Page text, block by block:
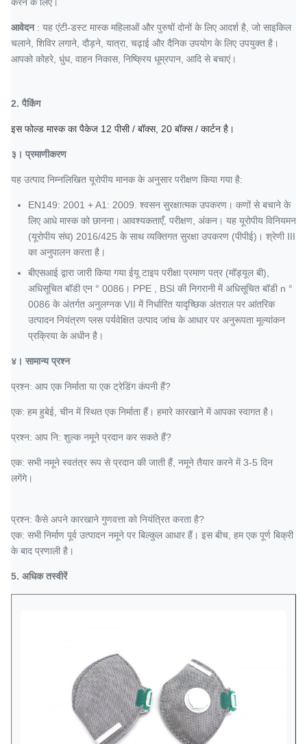
आवेदन: यह एंटी-डस्ट मास्क महिलाओं और पुरुषों दोनों के लिए आदर्श है, जो साइकिल
चलाने, शिविर लगाने, दौड़ने, यात्रा, चढ़ाई और दैनिक उपयोग के लिए उपयुक्त है।
आपको कोहरे, धुंध, वाहन निकास, निष्क्रिय धूम्रपान, आदि से बचाएं।
2. पैकिंग
इस फोल्ड मास्क का पैकेज 12 पीसी / बॉक्स, 20 बॉक्स / कार्टन है।
३। प्रमाणीकरण
यह उत्पाद निम्नलिखित यूरोपीय मानक के अनुसार परीक्षण किया गया है:
EN149: 2001 + A1: 2009. श्वसन सुरक्षात्मक उपकरण। कणों से बचाने के
लिए आधे मास्क को छानना। आवश्यकताएँ, परीक्षण, अंकन। यह यूरोपीय विनियमन
(यूरोपीय संघ) 2016/425 के साथ व्यक्तिगत सुरक्षा उपकरण (पीपीई)। श्रेणी III
का अनुपालन करता है।
बीएसआई द्वारा जारी किया गया ईयू टाइप परीक्षा प्रमाण पत्र (मॉड्यूल बी),
अधिसूचित बॉडी एन ° 0086। PPE
, BSI की निगरानी में अधिसूचित बॉडी n °
0086 के अंतर्गत अनुलग्नक VII में निर्धारित यादृच्छिक अंतराल पर आंतरिक
उत्पादन नियंत्रण प्लस पर्यवेक्षित उत्पाद जांच के आधार पर अनुरूपता मूल्यांकन
प्रक्रिया के अधीन है।
४। सामान्य प्रश्न
प्रश्न: आप एक निर्माता या एक ट्रेडिंग कंपनी हैं?
एक: हम हुबेई, चीन में स्थित एक निर्माता हैं। हमारे कारखाने में आपका स्वागत है।
प्रश्न: आप नि: शुल्क नमूने प्रदान कर सकते हैं?
एक: सभी नमूने स्वतंत्र रूप से प्रदान की जाती हैं, नमूने तैयार करने में 3-5 दिन
लगेंगे।
प्रश्न: कैसे अपने कारखाने गुणवत्ता को नियंत्रित करता है?
एक: सभी निर्माण पूर्व उत्पादन नमूने पर बिल्कुल आधार हैं। इस बीच, हम एक पूर्ण बिक्री
के बाद प्रणाली है।
5. अधिक तस्वीरें